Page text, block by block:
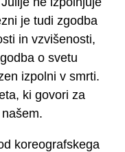
je tudi zgodba
in vzvišenosti,
o svetu
izpolni v smrti.
ki govori za
koreografskega